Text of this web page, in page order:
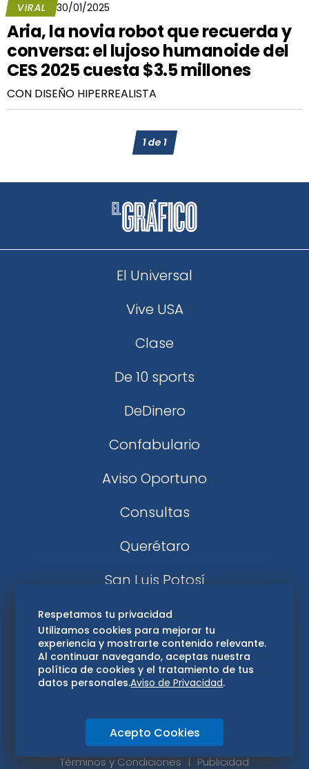
VIRAL 30/01/2025
Aria, la novia robot que recuerda y
conversa: el lujoso humanoide del
CES 2025 cuesta $3.5 millones
CON DISEÑO HIPERREALISTA
1de1
El Universal
Vive USA
Clase
De 10 sports
DeDinero
Confabulario
Aviso Oportuno
Consultas
Querétaro
San Luis Potosí
Edomex
Consultas
Hidalgo
Oaxaca
Aviso de privacidad
Directorio
Términos y Condiciones
Publicidad
Respetamos tu privacidad
Utilizamos cookies para mejorar tu
experiencia y mostrarte contenido relevante.
Al continuar navegando, aceptas nuestra
política de cookies y el tratamiento de tus
datos personales.Aviso de Privacidad.
Acepto Cookies